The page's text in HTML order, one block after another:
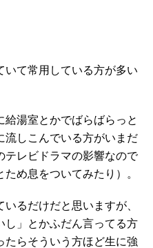
て常用している方が多い
湯室とかでばらばらっと
流しこんでいる方がいまだ
レビドラマの影響なので
め息をついてみたり）。
るだけだと思いますが、
し」とかふだん言ってる方
たらそういう方ほど生に強